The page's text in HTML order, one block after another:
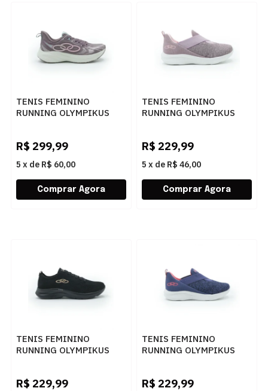
TENIS FEMININO
RUNNING OLYMPIKUS
R$ 299,99
5 x de R$ 60,00
TENIS FEMININO
RUNNING OLYMPIKUS
R$ 229,99
5 x de R$ 46,00
TENIS FEMININO
RUNNING OLYMPIKUS
R$ 229,99
TENIS FEMININO
RUNNING OLYMPIKUS
R$ 229,99